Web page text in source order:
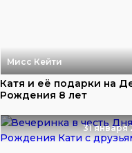
Мисс Кейти
Катя и её подарки на
Рождения 8 лет
31 января